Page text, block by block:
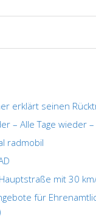
erklärt seinen
– Alle Tage wieder
radmobil
mit 30
für